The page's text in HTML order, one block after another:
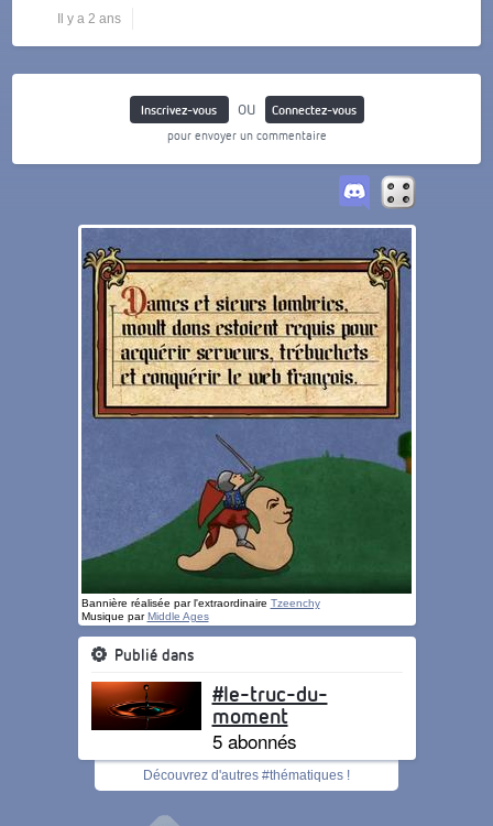
Il y a 2 ans
Inscrivez-vous ou
Connectez-vous
pour envoyer un commentaire
Bannière réalisée par l'extraordinaire Tzeenchy
Musique parMiddle Ages
Publié dans
#le-truc-du-
moment
5 abonnés
Découvrez d'autres #thématiques !